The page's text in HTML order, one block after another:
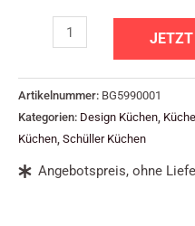
JETZT
Artikelnummer: BG5990001
Kategorien: Design Küchen
Küchen Schüller Küchen
Angebotspreis, ohne